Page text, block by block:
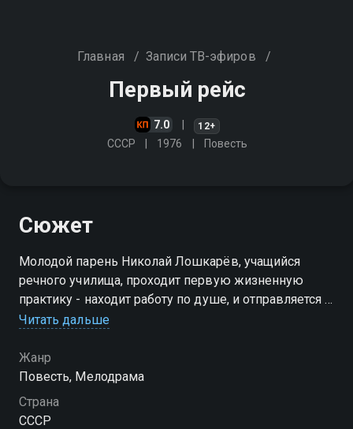
Главная / Записи ТВ-эфиров /
Первый рейс
7.0 12+
СССР 1976 Повесть
Сюжет
Молодой парень Николай Лошкарёв, учащийся
речного училища, проходит первую жизненную
практику - находит работу по душе, и отправляется в
свой первый рейс
Читать дальше
Жанр
Повесть, Мелодрама
Страна
СССР